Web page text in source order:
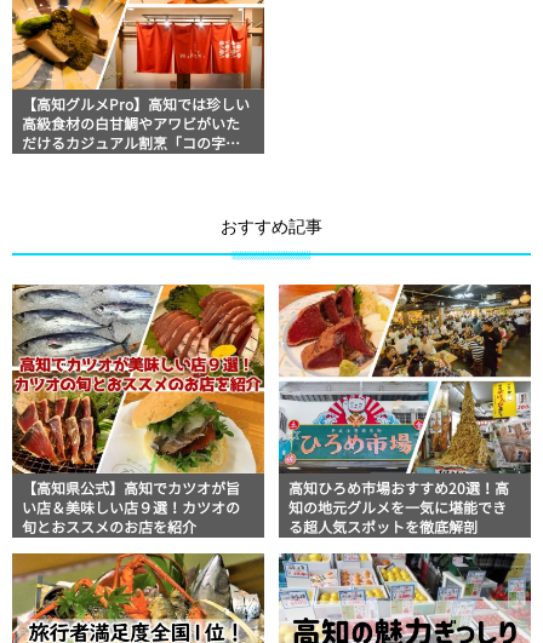
【高知グルメPro】高知では珍しい
高級食材の白甘鯛やアワビがいた
だけるカジュアル割烹「コの字サ
おすすめ記事
【高知県公式】高知でカツオが旨
い店＆美味しい店９選！カツオの
旬とおススメのお店を紹介
高知ひろめ市場おすすめ20選！高
知の地元グルメを一気に堪能でき
る超人気スポットを徹底解剖